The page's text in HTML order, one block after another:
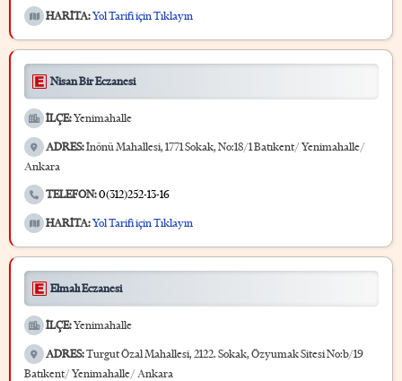
HARİTA:Yol Tarifi için Tıklayın
Nisan Bir Eczanesi
İLÇE:Yenimahalle
ADRES:İnönü Mahallesi, 1771 Sokak, No:18/1 Batıkent/ Yenimahalle/
Ankara
TELEFON:0(312)252-13-16
HARİTA:Yol Tarifi için Tıklayın
Elmalı Eczanesi
İLÇE:Yenimahalle
ADRES:Turgut Özal Mahallesi, 2122. Sokak, Özyumak Sitesi No:b/19
Batıkent/ Yenimahalle/ Ankara